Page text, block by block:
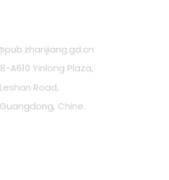
A610 Yinlong Plaza,
Road,
Chine.